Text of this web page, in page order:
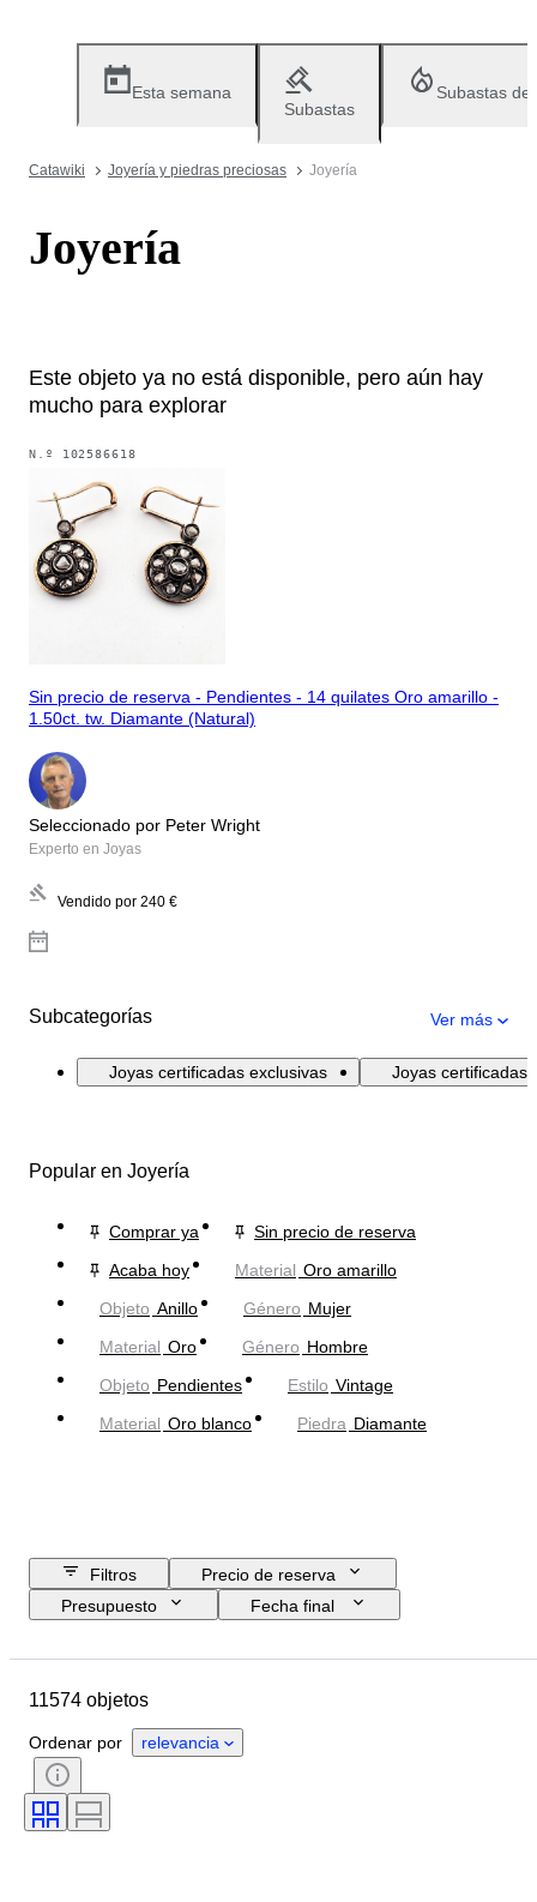
Esta semana
Subastas
Subastas
Catawiki Joyería y piedras preciosas Joyería
Joyería
Este objeto ya no está disponible, pero aún hay
mucho para explorar
N.º 102586618
Sin precio de reserva - Pendientes - 14 quilates Oro amarillo -
1.50ct. tw. Diamante (Natural)
Seleccionado por Peter Wright
Experto en Joyas
Vendido por 240 €
Subcategorías Ver más
Joyas certificadas exclusivas Joyas certificadas
Popular en Joyería
Comprar ya
Sin precio de reserva
Acaba hoy
Material Oro amarillo
Objeto Anillo Género Mujer
Material Oro Género Hombre
Objeto Pendientes Estilo Vintage
Material Oro blanco Piedra Diamante
Filtros
Precio de reserva
Presupuesto
Fecha final
Género
Certificado
Ley
Corte
Pureza
Grado de color
Transparencia de la piedra preciosa
11574 objetos
Ordenar por relevancia